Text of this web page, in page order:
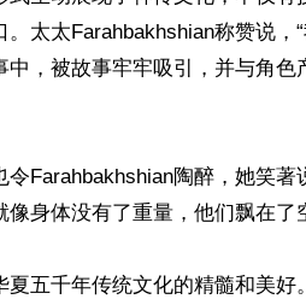
太太Farahbakhshian称赞说，
，被故事牢牢吸引，并与角色
Farahbakhshian陶醉，她笑著
身体没有了重量，他们飘在了
五千年传统文化的精髓和美好